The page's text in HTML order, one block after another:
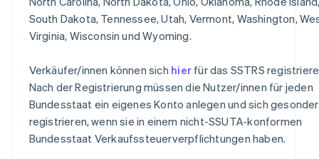
South Dakota, Tennessee, Utah, Vermont, Washington,
Virginia, Wisconsin und Wyoming.
Verkäufer/innen können sich hierfür das SSTRS
Nach der Registrierung müssen die Nutzer/innen für jeden
Bundesstaat ein eigenes Konto anlegen und sich
registrieren, wenn sie in einem nicht-SSUTA-konformen
Bundesstaat Verkaufssteuerverpflichtungen haben.